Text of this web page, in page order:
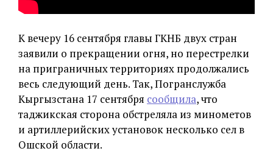
К вечеру 16 сентября главы ГКНБ двух стран
заявили о прекращении огня, но перестрелки
на приграничных территориях продолжались
весь следующий день. Так, Погранслужба
Кыргызстана 17 сентября сообщила, что
таджикская сторона обстреляла из минометов
и артиллерийских установок несколько сел в
Ошской области.